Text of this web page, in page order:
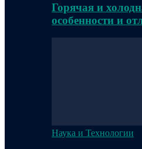
Горячая и
особенности и
Наука и Технологии